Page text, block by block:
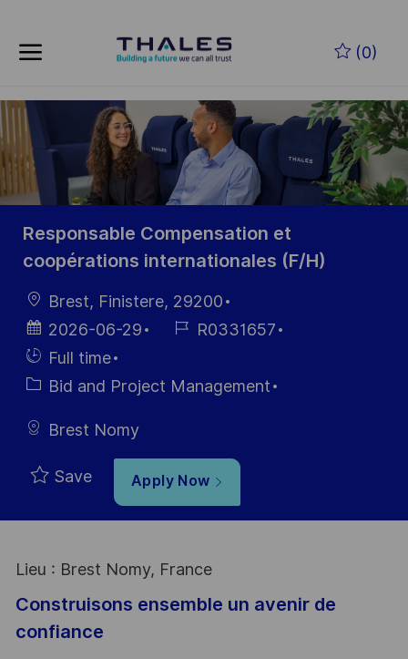
(0)
-
Responsable Compensation et
coopérations internationales (F/H)
LocationBrest, Finistere, 29200
Posted
Date
2026-06-29
Job R0331657
Hiring
Type
Full time
CategoryBid and Project Management
Brest Nomy
Save Apply Now
Lieu : Brest Nomy, France
Construisons ensemble un avenir de
confiance